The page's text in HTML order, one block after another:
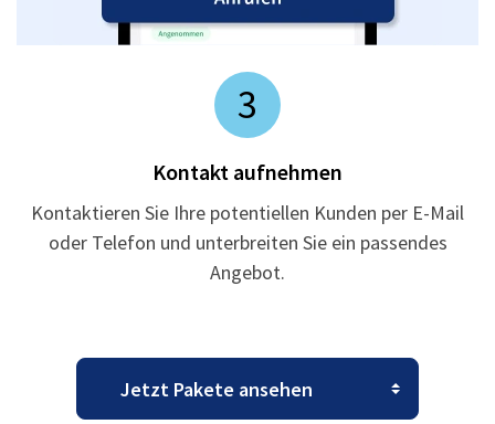
3
Kontakt aufnehmen
Kontaktieren Sie Ihre potentiellen Kunden per E-Mail
oder Telefon und unterbreiten Sie ein passendes
Angebot.